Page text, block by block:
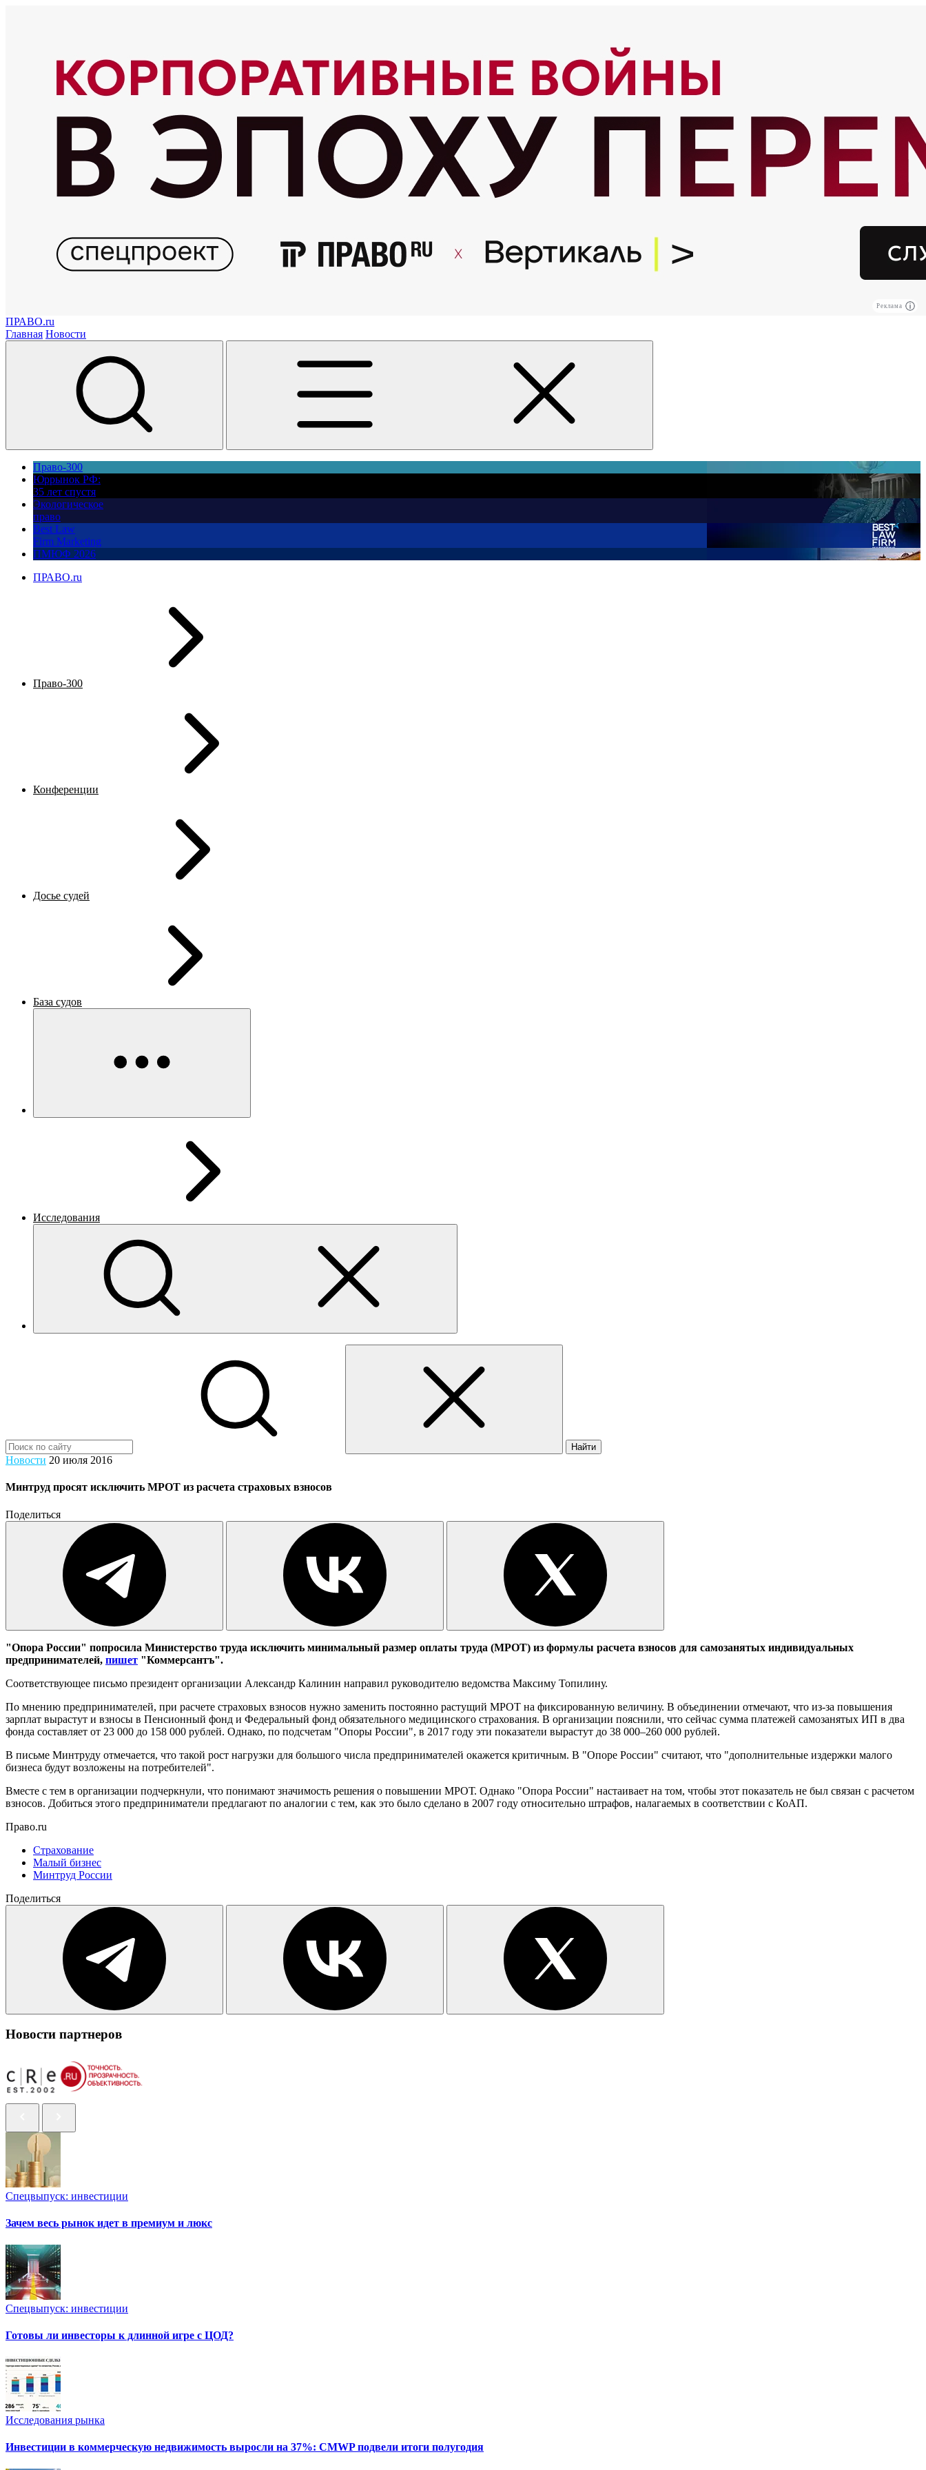
Реклама
ПРАВО.ru
Главная Новости
Право-300
Юррынок РФ:
35 лет спустя
Экологическое
право
Best Law
Firm Marketing
ПМЮФ 2026
ПРАВО.ru
Право-300
Конференции
Досье судей
База судов
Исследования
Найти
Новости 20 июля 2016
Минтруд просят исключить МРОТ из расчета страховых взносов
Поделиться
"Опора России" попросила Министерство труда исключить минимальный размер оплаты труда (МРОТ) из формулы расчета взносов для самозанятых индивидуальных
предпринимателей, пишет "Коммерсантъ".
Соответствующее письмо президент организации Александр Калинин направил руководителю ведомства Максиму Топилину.
По мнению предпринимателей, при расчете страховых взносов нужно заменить постоянно растущий МРОТ на фиксированную величину. В объединении отмечают, что из-за повышения
зарплат вырастут и взносы в Пенсионный фонд и Федеральный фонд обязательного медицинского страхования. В организации пояснили, что сейчас сумма платежей самозанятых ИП в два
фонда составляет от 23 000 до 158 000 рублей. Однако, по подсчетам "Опоры России", в 2017 году эти показатели вырастут до 38 000–260 000 рублей.
В письме Минтруду отмечается, что такой рост нагрузки для большого числа предпринимателей окажется критичным. В "Опоре России" считают, что "дополнительные издержки малого
бизнеса будут возложены на потребителей".
Вместе с тем в организации подчеркнули, что понимают значимость решения о повышении МРОТ. Однако "Опора России" настаивает на том, чтобы этот показатель не был связан с расчетом
взносов. Добиться этого предприниматели предлагают по аналогии с тем, как это было сделано в 2007 году относительно штрафов, налагаемых в соответствии с КоАП.
Право.ru
Страхование
Малый бизнес
Минтруд России
Поделиться
Новости партнеров
Спецвыпуск: инвестиции
Зачем весь рынок идет в премиум и люкс
Спецвыпуск: инвестиции
Готовы ли инвесторы к длинной игре с ЦОД?
Исследования рынка
Инвестиции в коммерческую недвижимость выросли на 37%: CMWP подвели итоги полугодия